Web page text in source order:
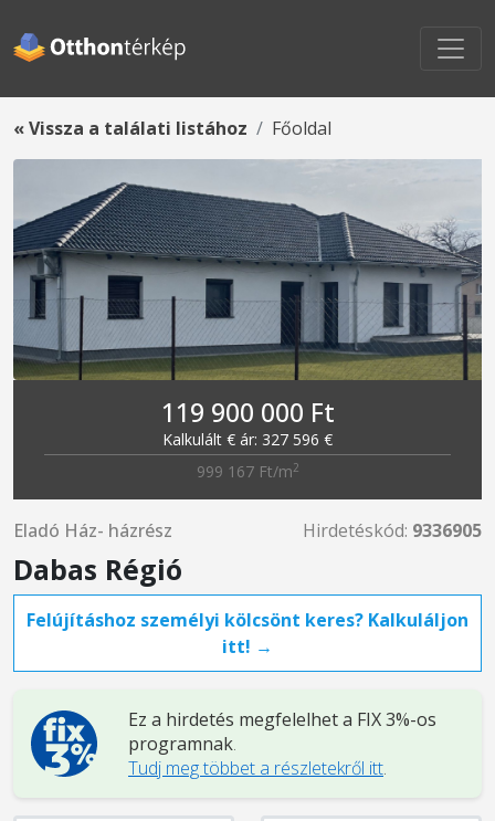
« Vissza a találati listához Főoldal
119 900 000 Ft
Kalkulált € ár: 327 596 €
999 167 Ft/m2
Eladó Ház- házrész Hirdetéskód: 9336905
Dabas Régió
Felújításhoz személyi kölcsönt keres? Kalkuláljon
itt! →
Ez a hirdetés megfelelhet a FIX 3%-os
programnak.
Tudj meg többet a részletekről itt.